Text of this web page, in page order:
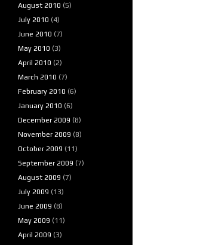
August 2010 (5)
July 2010 (4)
June 2010 (7)
May 2010 (3)
April 2010 (2)
March 2010 (7)
February 2010 (6)
January 2010 (6)
December 2009 (8)
November 2009 (8)
October 2009 (11)
September 2009 (7)
August 2009 (7)
July 2009 (13)
June 2009 (8)
May 2009 (11)
April 2009 (3)